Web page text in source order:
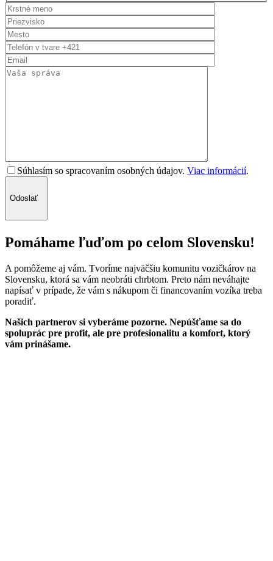
Súhlasím so spracovaním osobných údajov. Viac informácií.
Odoslať
Pomáhame ľuďom po celom Slovensku!
A pomôžeme aj vám. Tvoríme najväčšiu komunitu vozičkárov na
Slovensku, ktorá sa vám neobráti chrbtom. Preto nám neváhajte
napísať v prípade, že vám s nákupom či financovaním vozíka treba
poradiť.
Našich partnerov si vyberáme pozorne. Nepúšťame sa do
spoluprác pre profit, ale pre profesionalitu a komfort, ktorý
vám prinášame.